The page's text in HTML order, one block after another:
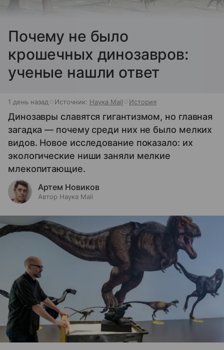
Почему не было
крошечных динозавров:
ученые нашли ответ
1 день назад Источник: Наука Mail История
Динозавры славятся гигантизмом, но главная
загадка — почему среди них не было мелких
видов. Новое исследование показало: их
экологические ниши заняли мелкие
млекопитающие.
Артем Новиков
Автор Наука Mail